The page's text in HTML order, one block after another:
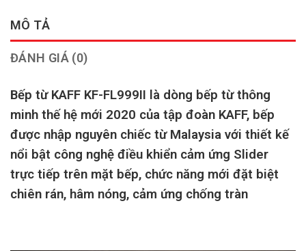
MÔ TẢ
ĐÁNH GIÁ (0)
Bếp từ KAFF KF-FL999II là dòng bếp từ thông
minh thế hệ mới 2020 của tập đoàn KAFF, bếp
được nhập nguyên chiếc từ Malaysia với thiết kế
nổi bật công nghệ điều khiển cảm ứng Slider
trực tiếp trên mặt bếp, chức năng mới đặt biệt
chiên rán, hâm nóng, cảm ứng chống tràn